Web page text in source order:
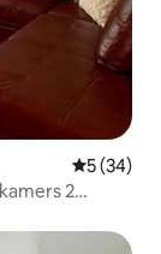
5 (34)
2